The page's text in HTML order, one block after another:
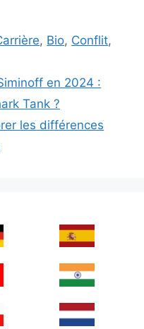
, Bio, Conflit,
en 2024 :
Tank ?
les différences